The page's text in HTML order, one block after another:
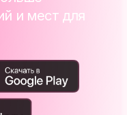
и мест для